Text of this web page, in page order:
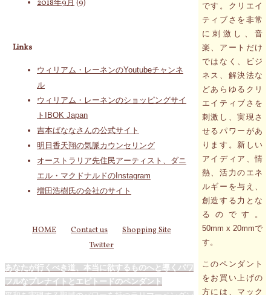
です。クリエイ
ティブさを非常
に刺激し、音
楽、アートだけ
ではなく、ビジ
ネス、解決法な
どあらゆるクリ
エイティブさを
刺激し、実現さ
せるパワーがあ
ります。新しい
アイディア、情
熱、活力のエネ
ルギーを与え、
創造する力とな
るのです。
50mm x 20mmで
す。
このペンダント
をお買い上げの
方には、マック
2018年9月 (9)
Links
ウィリアム・レーネンのYoutubeチャンネ
ル
ウィリアム・レーネンのショッピングサイ
トIBOK Japan
吉本ばななさんの公式サイト
明日香天翔の気脈カウンセリング
オーストラリア先住民アーティスト、ダニ
エル・マクドナルドのInstagram
増田浩樹氏の会社のサイト
HOME Contact us
Shopping Site
Twitter
あなたが行くべき道、本当に欲するものへと導くパワ
フルなプレナイトとエピトードのペンダント